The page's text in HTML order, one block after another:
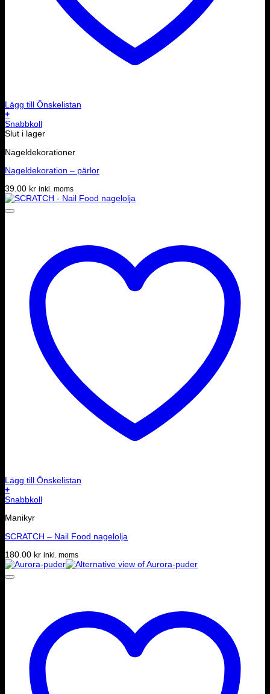
Lägg till Önskelistan
+
Snabbkoll
Slut i lager
Nageldekorationer
Nageldekoration – pärlor
39.00 kr inkl. moms
Lägg till Önskelistan
+
Snabbkoll
Manikyr
SCRATCH – Nail Food nagelolja
180.00 kr inkl. moms